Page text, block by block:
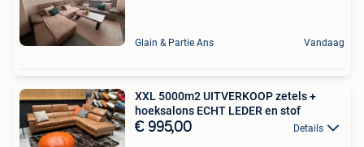
Glain & Partie Ans Vandaag
XXL 5000m2 UITVERKOOP zetels +
hoeksalons ECHT LEDER en stof
€ 995,00 Details